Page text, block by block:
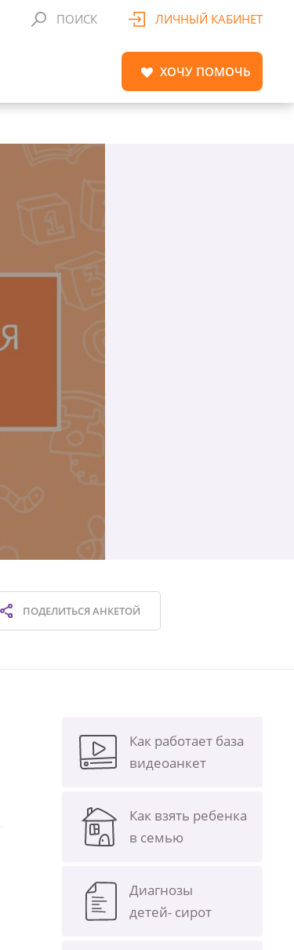
ПОИСК ЛИЧНЫЙ КАБИНЕТ
ХОЧУ ПОМОЧЬ
ПОДЕЛИТЬСЯАНКЕТОЙ
Как работает база
видеоанкет
Как взять ребенка
в семью
Диагнозы
детей- сирот